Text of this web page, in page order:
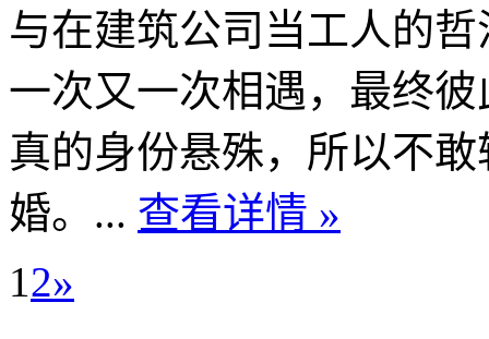
与在建筑公司当工人的
一次又一次相遇，最终
真的身份悬殊，所以不
婚。... 查看详情 »
1 2»